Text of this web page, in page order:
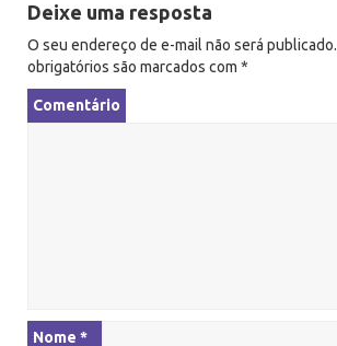
ç
ã
o
Deixe uma resposta
O seu endereço de e-mail não será publicado.
obrigatórios são marcados com *
Comentário
Nome *